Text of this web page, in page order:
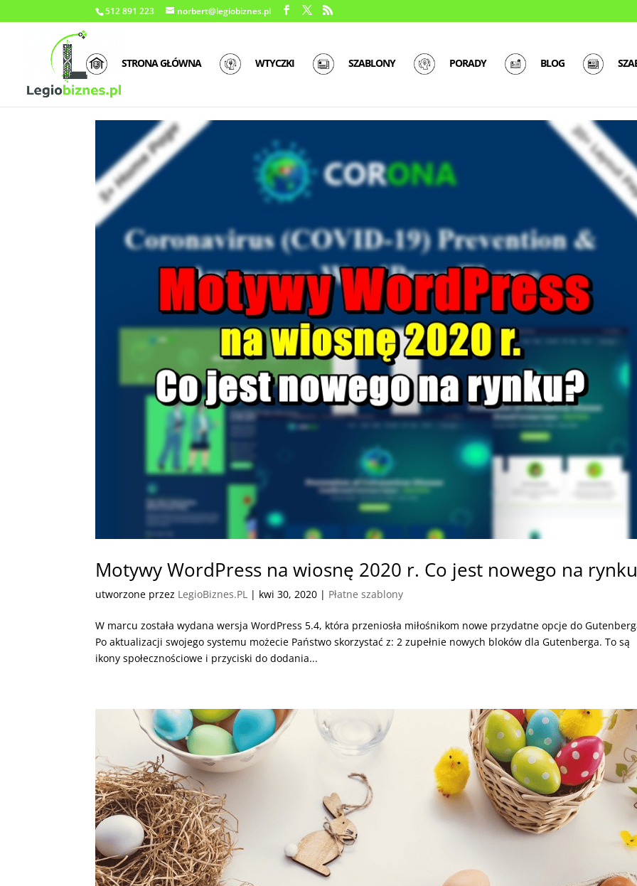
512 891 223 norbert@legiobiznes.pl
STRONA GŁÓWNA WTYCZKI SZABLONY PORADY BLOG
Motywy WordPress na wiosnę 2020 r. Co jest nowego na
utworzone przez LegioBiznes.PL | kwi 30, 2020 | Płatne szablony
W marcu została wydana wersja WordPress 5.4, która przeniosła miłośnikom nowe przydatne opcje do
Po aktualizacji swojego systemu możecie Państwo skorzystać z: 2 zupełnie nowych bloków dla Gutenberga. To są
ikony społecznościowe i przyciski do dodania...